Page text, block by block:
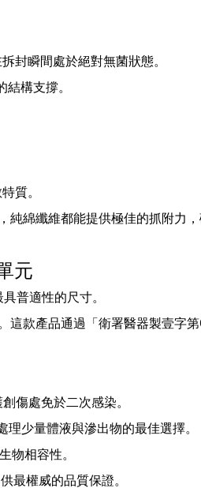
封瞬間處於絕對無菌狀態。
構支撐。
質。
綿纖維都能提供極佳的抓附力
元
普適性的尺寸。
款產品通過「衛署醫器製壹字
傷處免於二次感染。
少量體液與滲出物的最佳選擇。
物相容性。
最權威的品質保證。